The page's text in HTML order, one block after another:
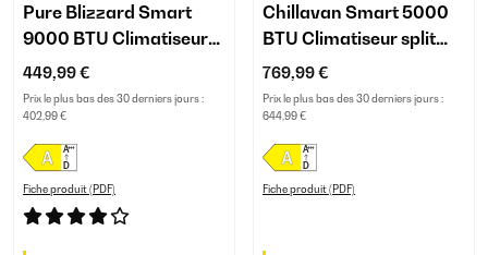
Pure Blizzard Smart
9000 BTU Climatiseur
mobile Noir
449,99 €
Prix le plus bas des 30 derniers jours :
402,99 €
Fiche produit (PDF)
Chillavan Smart 5000
BTU Climatiseur split
pour caravane Blanc
769,99 €
Prix le plus bas des 30 derniers jours :
644,99 €
Fiche produit (PDF)